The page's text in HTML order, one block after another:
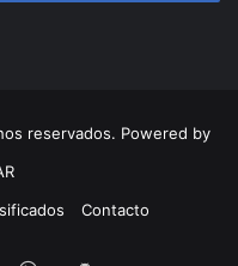
reservados. Powered by
Contacto